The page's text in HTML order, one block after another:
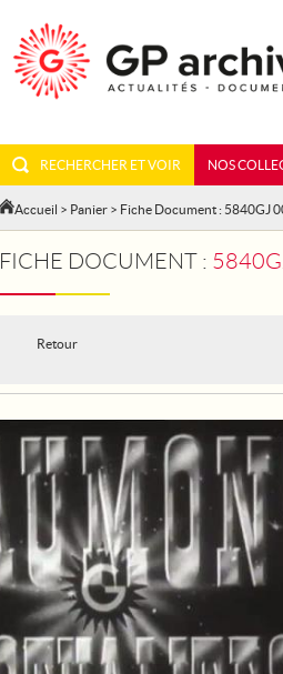
RECHERCHER ET VOIR NOS
Accueil > Panier > Fiche Document : 5840GJ
FICHE DOCUMENT :
Retour